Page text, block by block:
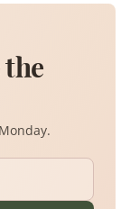
the